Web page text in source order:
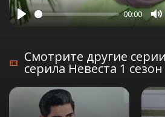
Play
00:00
Смотрите другие
серила Невеста 1 сезон